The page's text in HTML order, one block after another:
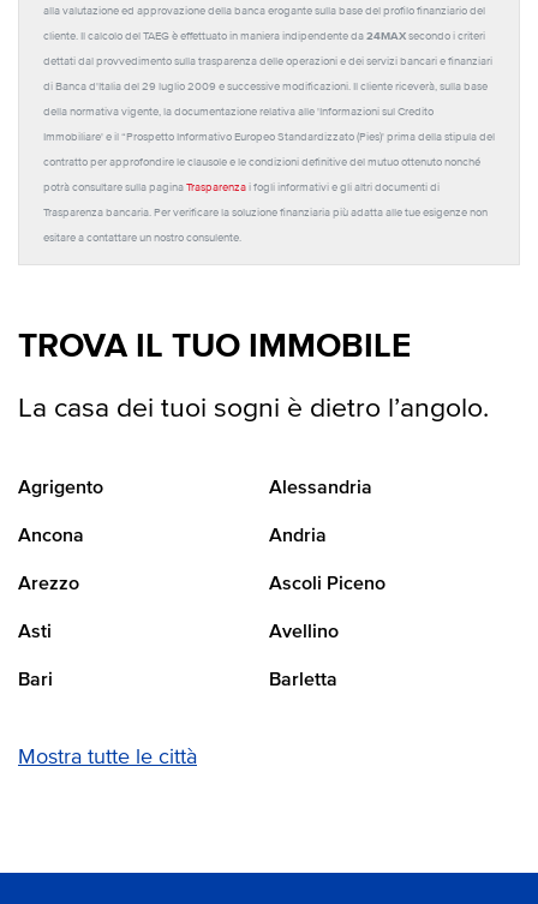
alla valutazione ed approvazione della banca erogante sulla base del profilo finanziario del
cliente. Il calcolo del TAEG è effettuato in maniera indipendente da 24MAX secondo i criteri
dettati dal provvedimento sulla trasparenza delle operazioni e dei servizi bancari e finanziari
di Banca d'Italia del 29 luglio 2009 e successive modificazioni. Il cliente riceverà, sulla base
della normativa vigente, la documentazione relativa alle 'Informazioni sul Credito
Immobiliare' e il “Prospetto Informativo Europeo Standardizzato (Pies)' prima della stipula del
contratto per approfondire le clausole e le condizioni definitive del mutuo ottenuto nonché
potrà consultare sulla pagina Trasparenza i fogli informativi e gli altri documenti di
Trasparenza bancaria. Per verificare la soluzione finanziaria più adatta alle tue esigenze non
esitare a contattare un nostro consulente.
TROVA IL TUO IMMOBILE
La casa dei tuoi sogni è dietro l’angolo.
Agrigento Alessandria
Ancona Andria
Arezzo Ascoli Piceno
Asti Avellino
Bari Barletta
Mostra tutte le città